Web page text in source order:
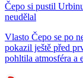
Čepo si pustil
neudělal
Vlasto Čepo se po
pokazil ještě před
pohltila atmosféra a